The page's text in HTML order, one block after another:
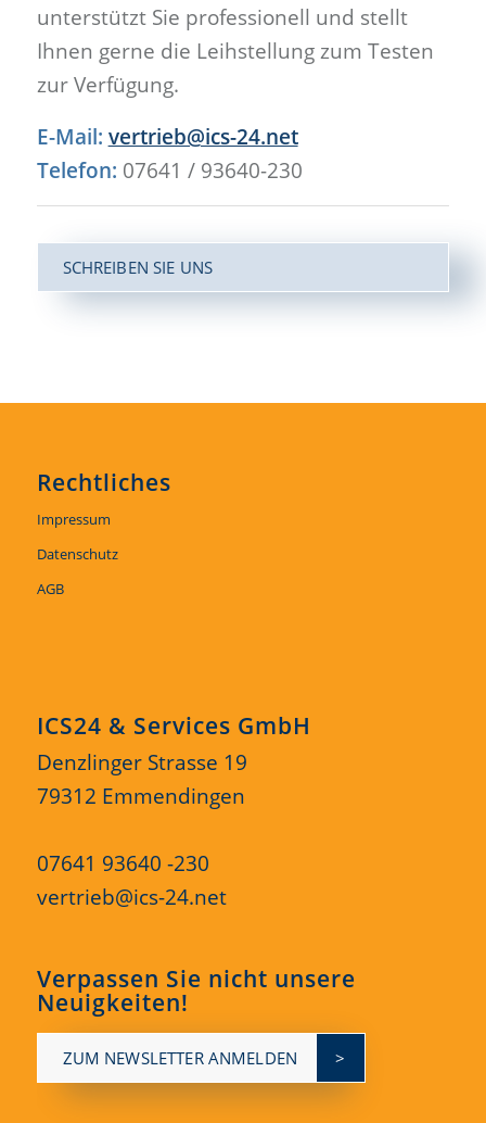
unterstützt Sie professionell und stellt
Ihnen gerne die Leihstellung zum Testen
zur Verfügung.
E-Mail: vertrieb@ics-24.net
Telefon: 07641 / 93640-230
SCHREIBEN SIE UNS
Rechtliches
Impressum
Datenschutz
AGB
ICS24 & Services GmbH
Denzlinger Strasse 19
79312 Emmendingen
07641 93640 -230
vertrieb@ics-24.net
Verpassen Sie nicht unsere
Neuigkeiten!
ZUM NEWSLETTER ANMELDEN